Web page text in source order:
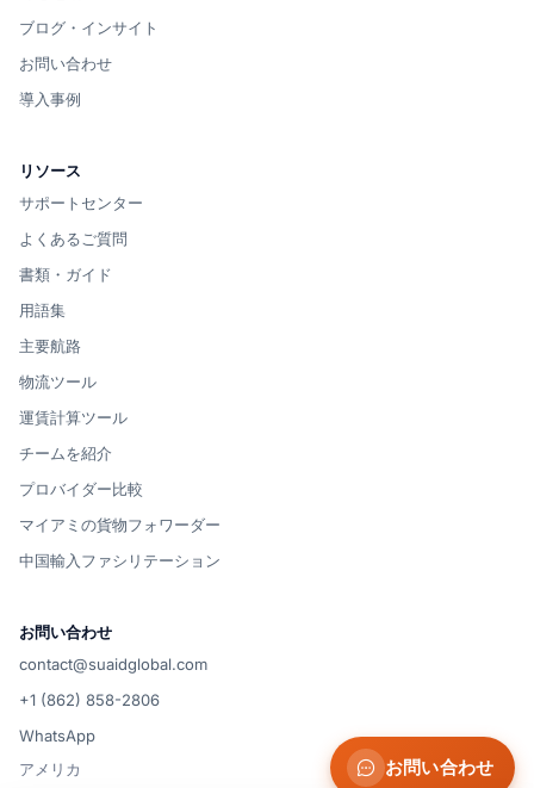
ブログ・インサイト
お問い合わせ
導入事例
リソース
サポートセンター
よくあるご質問
書類・ガイド
用語集
主要航路
物流ツール
運賃計算ツール
チームを紹介
プロバイダー比較
マイアミの貨物フォワーダー
中国輸入ファシリテーション
お問い合わせ
contact@suaidglobal.com
+1 (862) 858-2806
WhatsApp
アメリカ
お問い合わせ